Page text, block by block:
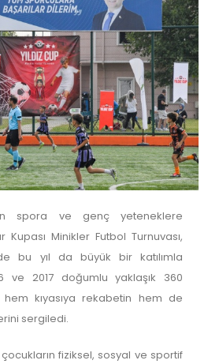
spora ve genç yeteneklere
Kupası Minikler Futbol Turnuvası,
bu yıl da büyük bir katılımla
ve 2017 doğumlu yaklaşık 360
kıyasıya rekabetin hem de
sergiledi.
fiziksel, sosyal ve sportif